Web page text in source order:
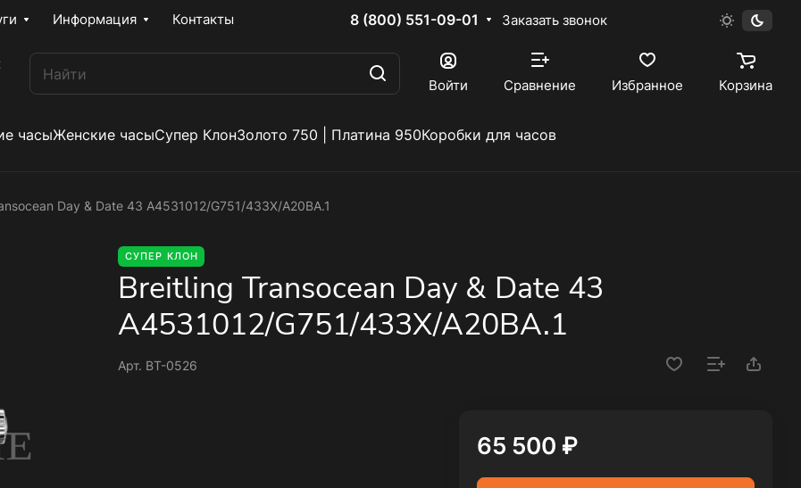
Информация Контакты 8 (800) 551-09-01 Заказать звонок
Войти Сравнение Избранное Корзина
часыЖенские часыСупер КлонЗолото 750 | Платина 950Коробки для часов
Day & Date 43 A4531012/G751/433X/A20BA.1
СУПЕР КЛОН
Breitling Transocean Day & Date 43
A4531012/G751/433X/A20BA.1
Арт. BT-0526
65 500 ₽